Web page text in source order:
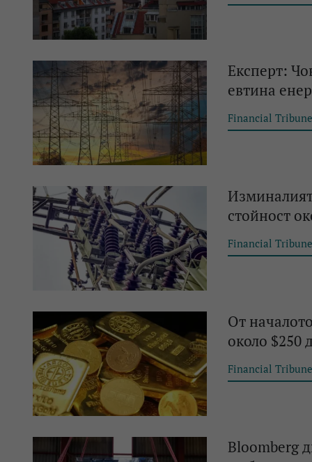
Експерт:
евтина
Financial Tribune
стойност
Financial Tribune
От
около $250
Financial Tribune
Bloomberg